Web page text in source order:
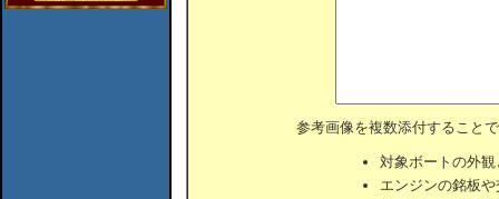
参考画像を複数添付すること
対象ボートの外
エンジンの銘板